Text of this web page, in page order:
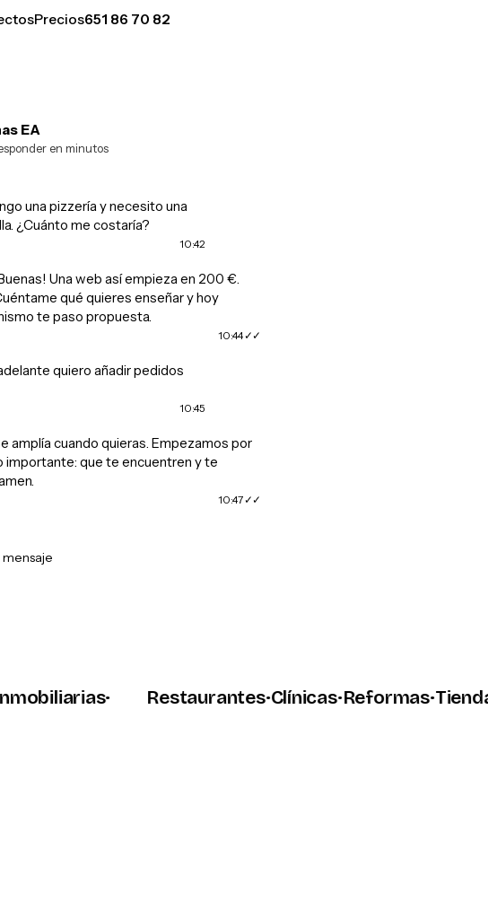
Precios651 86 70 82
EA
en minutos
una pizzería y necesito una
¿Cuánto me costaría?
10:42
Una web así empieza en 200 €.
qué quieres enseñar y hoy
te paso propuesta.
10:44
quiero añadir pedidos
10:45
amplía cuando quieras. Empezamos por
importante: que te encuentren y te
10:47
· Restaurantes·Clínicas·Reformas·Tiendas·